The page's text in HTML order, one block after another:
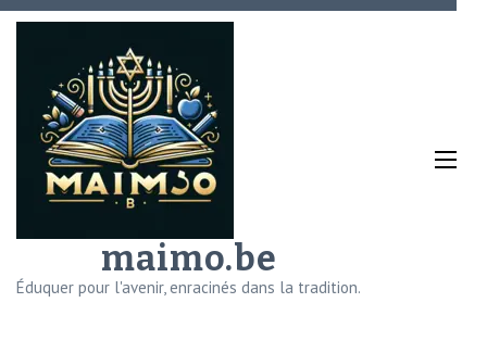
Aller
(Pressez
Entrée)
maimo.be
Éduquer pour l'avenir, enracinés dans la tradition.